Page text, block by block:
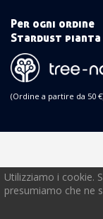
Per ogni ordine
Stardust pianta
(Ordine a partire da 50
Utilizziamo i cookie.
presumiamo che ne